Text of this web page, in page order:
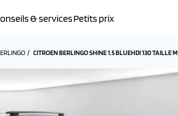
& servicesPetits prix
CITROEN BERLINGO SHINE 1.5 BLUEHDI 130 TAILLE M